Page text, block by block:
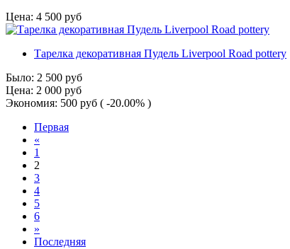
Цена: 4 500 руб
Тарелка декоративная Пудель Liverpool Road pottery
Было: 2 500 руб
Цена: 2 000 руб
Экономия: 500 руб ( -20.00% )
Первая
«
1
2
3
4
5
6
»
Последняя